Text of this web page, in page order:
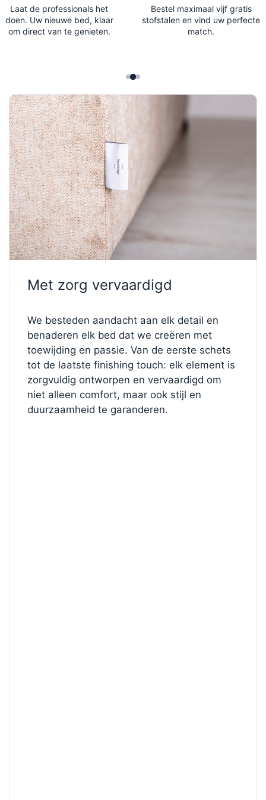
we de kunst van comfort.
perfecte bed
Met zorg vervaardigd
We besteden aandacht aan elk detail en
benaderen elk bed dat we creëren met
toewijding en passie. Van de eerste schets
tot de laatste finishing touch: elk element is
zorgvuldig ontworpen en vervaardigd om
niet alleen comfort, maar ook stijl en
duurzaamheid te garanderen.